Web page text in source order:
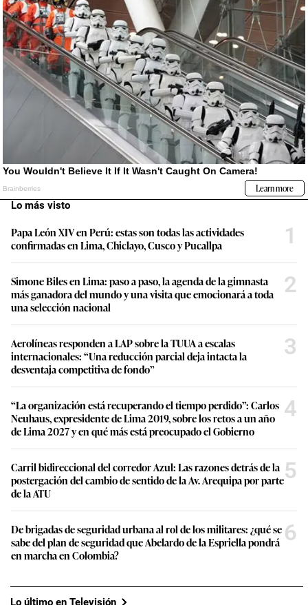
Lo más visto
Papa León XIV en Perú: estas son todas las actividades
confirmadas en Lima, Chiclayo, Cusco y Pucallpa
1
Simone Biles en Lima: paso a paso, la agenda de la gimnasta
más ganadora del mundo y una visita que emocionará a toda
una selección nacional
2
Aerolíneas responden a LAP sobre la TUUA a escalas
internacionales: “Una reducción parcial deja intacta la
desventaja competitiva de fondo”
3
“La organización está recuperando el tiempo perdido”: Carlos
Neuhaus, expresidente de Lima 2019, sobre los retos a un año
de Lima 2027 y en qué más está preocupado el Gobierno
4
Carril bidireccional del corredor Azul: Las razones detrás de la
postergación del cambio de sentido de la Av. Arequipa por parte
de la ATU
5
De brigadas de seguridad urbana al rol de los militares: ¿qué se
sabe del plan de seguridad que Abelardo de la Espriella pondrá
en marcha en Colombia?
6
Lo último en Televisión